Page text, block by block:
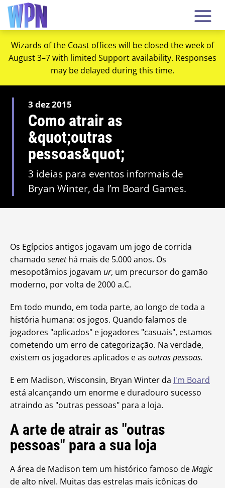
Wizards of the Coast offices will be closed the week of
August 3–7 with limited Support availability. Responses
may be delayed during this time.
3 dez 2015
Como atrair as
&quot;outras
pessoas&quot;
3 ideias para eventos informais de
Bryan Winter, da I’m Board Games.
Os Egípcios antigos jogavam um jogo de corrida
chamado senethá mais de 5.000 anos. Os
mesopotâmios jogavam ur, um precursor do gamão
moderno, por volta de 2000 a.C.
Em todo mundo, em toda parte, ao longo de toda a
história humana: os jogos. Quando falamos de
jogadores "aplicados" e jogadores "casuais", estamos
cometendo um erro de categorização. Na verdade,
existem os jogadores aplicados e as outras pessoas.
E em Madison, Wisconsin, Bryan Winter da I'm Board
está alcançando um enorme e duradouro sucesso
atraindo as "outras pessoas" para a loja.
A arte de atrair as "outras
pessoas" para a sua loja
A área de Madison tem um histórico famoso deMagic
de alto nível. Muitas das estrelas mais icônicas do